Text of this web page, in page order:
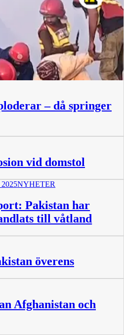
– då springer
vid domstol
NYHETER
Pakistan har
till våtland
överens
Afghanistan och